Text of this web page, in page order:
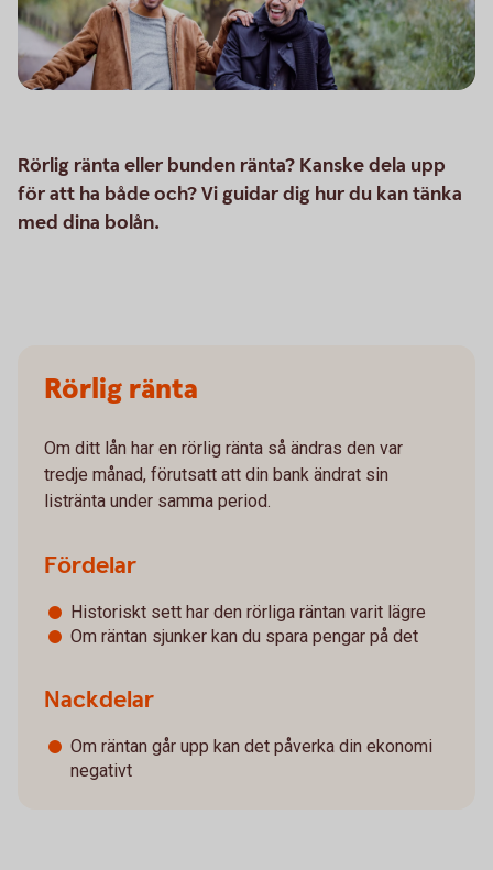
Rörlig ränta eller bunden ränta? Kanske dela upp
för att ha både och? Vi guidar dig hur du kan tänka
med dina bolån.
Rörlig ränta
Om ditt lån har en rörlig ränta så ändras den var
tredje månad, förutsatt att din bank ändrat sin
listränta under samma period.
Fördelar
Historiskt sett har den rörliga räntan varit lägre
Om räntan sjunker kan du spara pengar på det
Nackdelar
Om räntan går upp kan det påverka din ekonomi
negativt